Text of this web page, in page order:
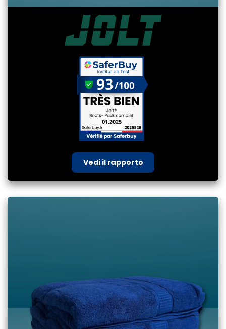
Vedi il rapporto